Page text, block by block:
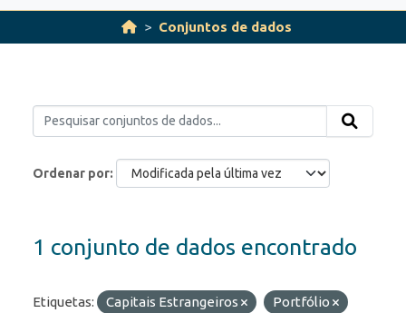
Conjuntos de dados
Ordenar por
1 conjunto de dados encontrado
Etiquetas: Capitais Estrangeiros
Portfólio